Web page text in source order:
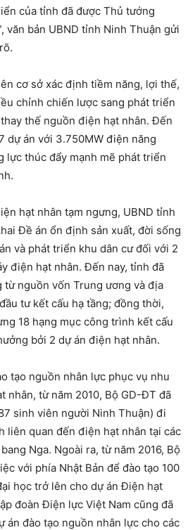
của tỉnh đã được Thủ tướng
văn bản UBND tỉnh Ninh Thuận gửi
cơ sở xác định tiềm năng, lợi thế,
chỉnh chiến lược sang phát triển
thế nguồn điện hạt nhân. Đến
dự án với 3.750MW điện năng
lực thúc đẩy mạnh mẽ phát triển
hạt nhân tạm ngưng, UBND tỉnh
Đề án ổn định sản xuất, đời sống
và phát triển khu dân cư đối với 2
điện hạt nhân. Đến nay, tỉnh đã
nguồn vốn Trung ương và địa
tư kết cấu hạ tầng; đồng thời,
18 hạng mục công trình kết cấu
bởi 2 dự án điện hạt nhân.
tạo nguồn nhân lực phục vụ nhu
nhân, từ năm 2010, Bộ GD-ĐT đã
sinh viên người Ninh Thuận) đi
liên quan đến điện hạt nhân tại các
Nga. Ngoài ra, từ năm 2016, Bộ
với phía Nhật Bản để đào tạo 100
học trở lên cho dự án Điện hạt
đoàn Điện lực Việt Nam cũng đã
án đào tạo nguồn nhân lực cho các